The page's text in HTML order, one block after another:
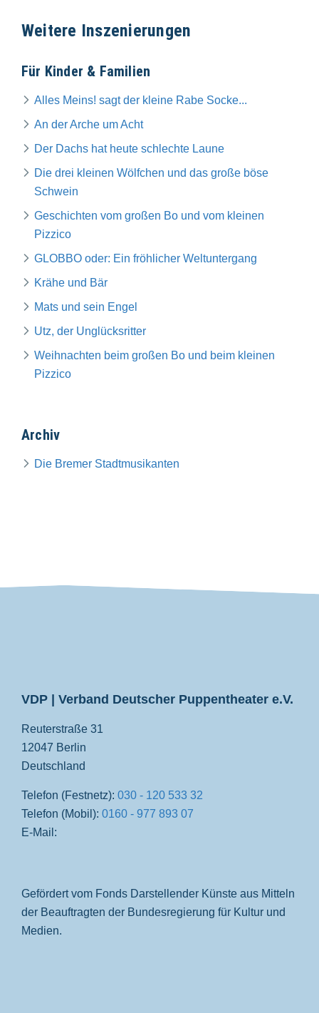
Weitere Inszenierungen
Für Kinder & Familien
Alles Meins! sagt der kleine Rabe Socke...
An der Arche um Acht
Der Dachs hat heute schlechte Laune
Die drei kleinen Wölfchen und das große böse
Schwein
Geschichten vom großen Bo und vom kleinen
Pizzico
GLOBBO oder: Ein fröhlicher Weltuntergang
Krähe und Bär
Mats und sein Engel
Utz, der Unglücksritter
Weihnachten beim großen Bo und beim kleinen
Pizzico
Archiv
Die Bremer Stadtmusikanten
VDP | Verband Deutscher Puppentheater e.V.
Reuterstraße 31
12047 Berlin
Deutschland
Telefon (Festnetz): 030 - 120 533 32
Telefon (Mobil): 0160 - 977 893 07
E-Mail:
Gefördert vom Fonds Darstellender Künste aus Mitteln
der Beauftragten der Bundesregierung für Kultur und
Medien.